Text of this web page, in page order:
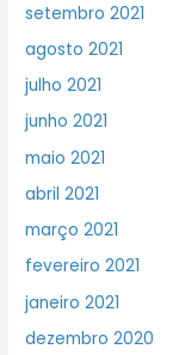
setembro 2021
agosto 2021
julho 2021
junho 2021
maio 2021
abril 2021
março 2021
fevereiro 2021
janeiro 2021
dezembro 2020